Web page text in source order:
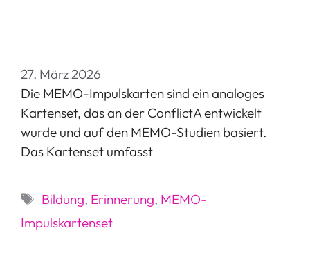
27. März 2026
Die MEMO-Impulskarten sind ein analoges
Kartenset, das an der ConflictA entwickelt
wurde und auf den MEMO-Studien basiert.
Das Kartenset umfasst
Schlagwörter
Bildung, Erinnerung, MEMO-
Impulskartenset